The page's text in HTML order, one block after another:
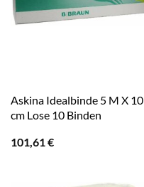
Askina Idealbinde 5 M X 10
cm Lose 10 Binden
101,61 €